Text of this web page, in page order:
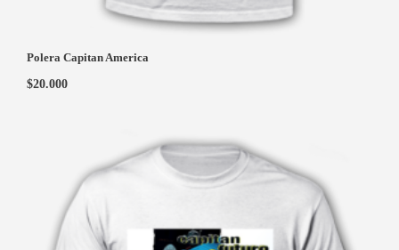
Polera Capitan America
$20.000